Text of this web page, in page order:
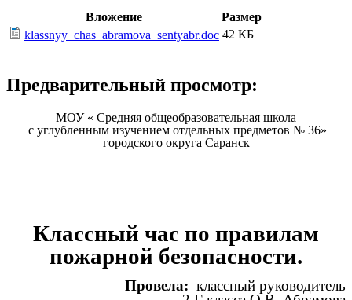
Вложение
Размер
klassnyy_chas_abramova_sentyabr.doc 42 КБ
Предварительный просмотр:
МОУ « Средняя общеобразовательная школа
с углубленным изучением отдельных предметов № 36»
городского округа Саранск
Классный час по правилам
пожарной безопасности.
Провела: классный руководитель